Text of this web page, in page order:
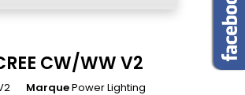
CW/WW V2
MarquePower Lighting